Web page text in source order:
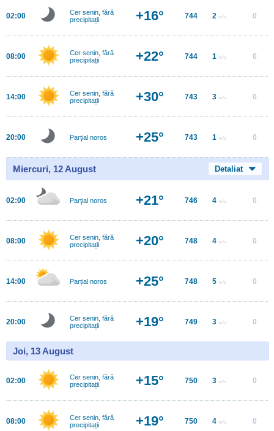
02:00
Cer senin, fără
precipitații
+16° 744 2 m/s 0
08:00
Cer senin, fără
precipitații
+22° 744 1 m/s 0
14:00
Cer senin, fără
precipitații
+30° 743 3 m/s 0
20:00 Parţial noros +25° 743 1 m/s 0
Miercuri, 12 August Detaliat
02:00 Parţial noros +21° 746 4 m/s 0
08:00
Cer senin, fără
precipitații
+20° 748 4 m/s 0
14:00 Parțial noros +25° 748 5 m/s 0
20:00
Cer senin, fără
precipitații
+19° 749 3 m/s 0
Joi, 13 August
02:00
Cer senin, fără
precipitații
+15° 750 3 m/s 0
08:00
Cer senin, fără
precipitații
+19° 750 4 m/s 0